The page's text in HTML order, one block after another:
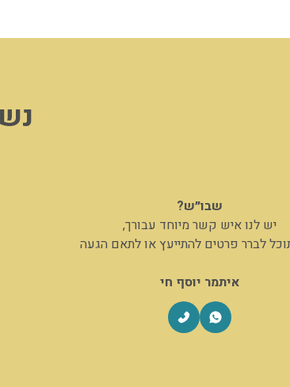
שבו״ש?
יש לנו איש קשר מיוחד עבורך,
לברר פרטים להתייעץ או לתאם הגעה
איתמר יוסף חי